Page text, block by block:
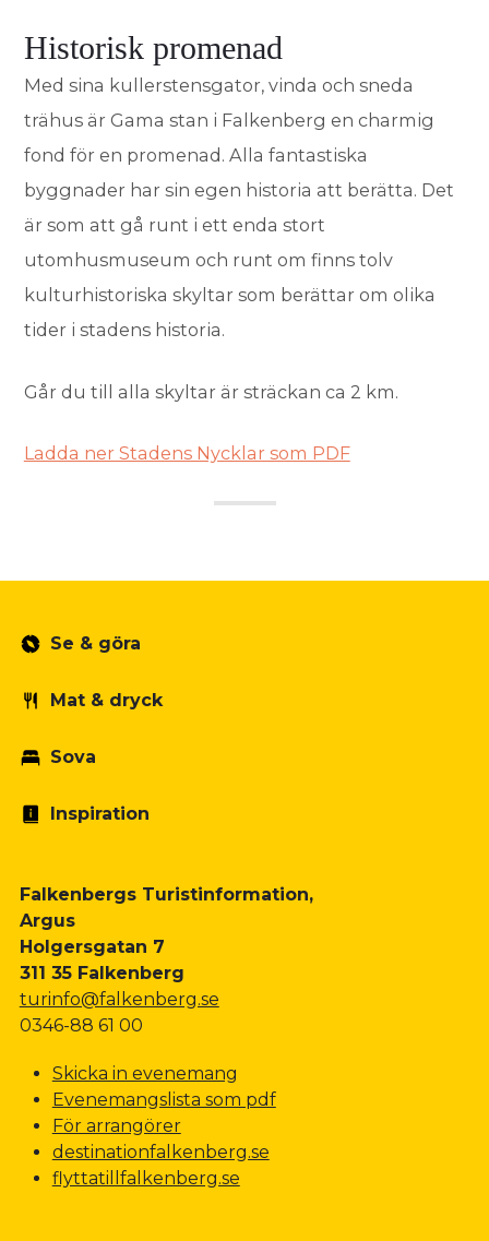
Historisk promenad
Med sina kullerstensgator, vinda och sneda
trähus är Gama stan i Falkenberg en charmig
fond för en promenad. Alla fantastiska
byggnader har sin egen historia att berätta. Det
är som att gå runt i ett enda stort
utomhusmuseum och runt om finns tolv
kulturhistoriska skyltar som berättar om olika
tider i stadens historia.
Går du till alla skyltar är sträckan ca 2 km.
Ladda ner Stadens Nycklar som PDF
Se & göra
Mat & dryck
Sova
Inspiration
Falkenbergs Turistinformation,
Argus
Holgersgatan 7
311 35 Falkenberg
turinfo@falkenberg.se
0346-88 61 00
Skicka in evenemang
Evenemangslista som pdf
För arrangörer
destinationfalkenberg.se
flyttatillfalkenberg.se